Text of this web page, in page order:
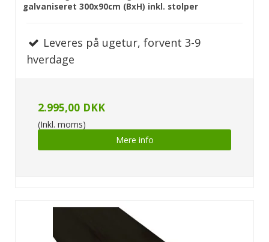
galvaniseret 300x90cm (BxH) inkl. stolper
Leveres på ugetur, forvent 3-9
hverdage
2.995,00 DKK
(Inkl. moms)
Mere info